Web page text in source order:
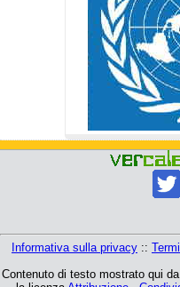
Informativa sulla privacy ::
Contenuto di testo mostrato qui